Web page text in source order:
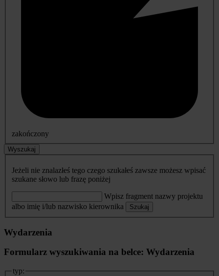
zakończony
Wyszukaj
Jeżeli nie znalazłeś tego czego szukałeś zawsze możesz wpisać
szukane słowo lub frazę poniżej
Wpisz fragment nazwy projektu
albo imię i/lub nazwisko kierownika
Szukaj
Wydarzenia
Formularz wyszukiwania na belce: Wydarzenia
typ: